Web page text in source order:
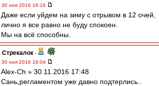
30 ноя 2016 18:16
Даже если уйдем на зиму с отрывом в 12 очей,
лично я все равно не буду спокоен.
Мы на всё способны.
Стрекалок -
30 ноя 2016 18:04
Alex-Ch » 30.11.2016 17:48
Сань,регламентом уже давно подтерлись..